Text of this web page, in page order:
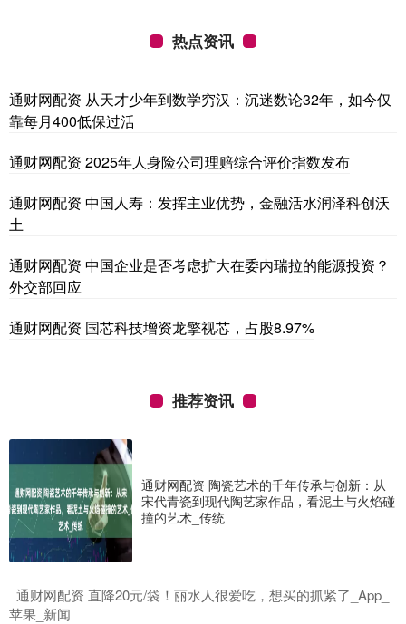
热点资讯
通财网配资 从天才少年到数学穷汉：沉迷数论32年，如今仅
靠每月400低保过活
通财网配资 2025年人身险公司理赔综合评价指数发布
通财网配资 中国人寿：发挥主业优势，金融活水润泽科创沃
土
通财网配资 中国企业是否考虑扩大在委内瑞拉的能源投资？
外交部回应
通财网配资 国芯科技增资龙擎视芯，占股8.97%
推荐资讯
通财网配资 陶瓷艺术的千年传承与创新：从
宋代青瓷到现代陶艺家作品，看泥土与火焰碰
撞的艺术_传统
​通财网配资 直降20元/袋！丽水人很爱吃，想买的抓紧了_App_
苹果_新闻